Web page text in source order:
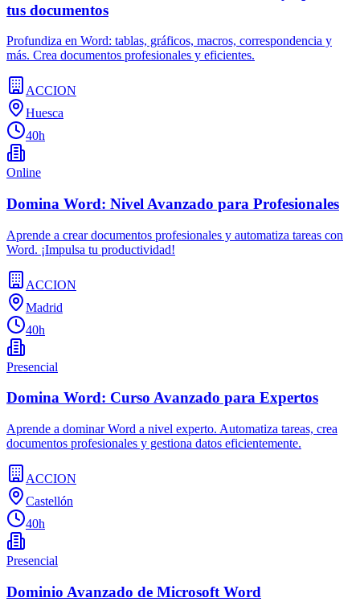
tus documentos
Profundiza en Word: tablas, gráficos, macros, correspondencia y
más. Crea documentos profesionales y eficientes.
ACCION
Huesca
40h
Online
Domina Word: Nivel Avanzado para Profesionales
Aprende a crear documentos profesionales y automatiza tareas con
Word. ¡Impulsa tu productividad!
ACCION
Madrid
40h
Presencial
Domina Word: Curso Avanzado para Expertos
Aprende a dominar Word a nivel experto. Automatiza tareas, crea
documentos profesionales y gestiona datos eficientemente.
ACCION
Castellón
40h
Presencial
Dominio Avanzado de Microsoft Word